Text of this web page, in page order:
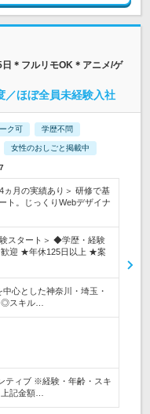
＊フルリモOK＊アニメ/ゲ
／ほぼ全員未経験入社
ク可 学歴不問
女性のおしごと掲載中
ヵ月の実績あり＞ 研修で基
ト。じっくりWebデザイナ
スタート＞ ◆学歴・経験
迎 ★年休125日以上 ★案
心とした神奈川・埼玉・
◎スキル…
ティブ ※経験・年齢・スキ
記金額…